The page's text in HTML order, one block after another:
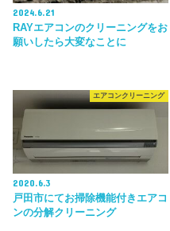
2024.6.21
RAYエアコンのクリーニングをお
願いしたら大変なことに
エアコンクリーニング
2020.6.3
戸田市にてお掃除機能付きエアコ
ンの分解クリーニング